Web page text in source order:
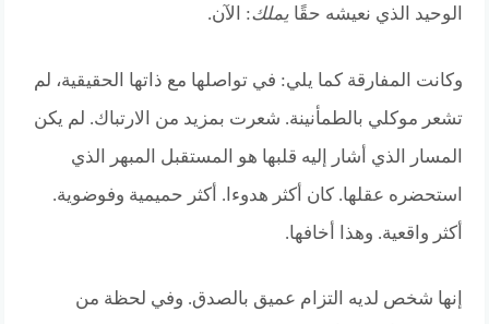
الوحيد الذي نعيشه حقًايملك: الآن.
وكانت المفارقة كما يلي: في تواصلها مع ذاتها الحقيقية، لم
تشعر موكلي بالطمأنينة. شعرت بمزيد من الارتباك. لم يكن
المسار الذي أشار إليه قلبها هو المستقبل المبهر الذي
استحضره عقلها. كان أكثر هدوءا. أكثر حميمية وفوضوية.
أكثر واقعية. وهذا أخافها.
إنها شخص لديه التزام عميق بالصدق. وفي لحظة من